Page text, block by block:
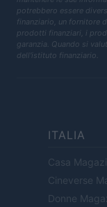
potrebbero essere
finanziario, un fornitore
prodotti finanziari, i
garanzia. Quando si
dell'istituto finanziario.
ITALIA
Casa
Cineverse
Donne